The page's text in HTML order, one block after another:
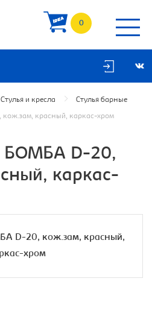
0
Стулья и кресла Стулья барные
красный, каркас-хром
БОМБА D-20,
каркас-